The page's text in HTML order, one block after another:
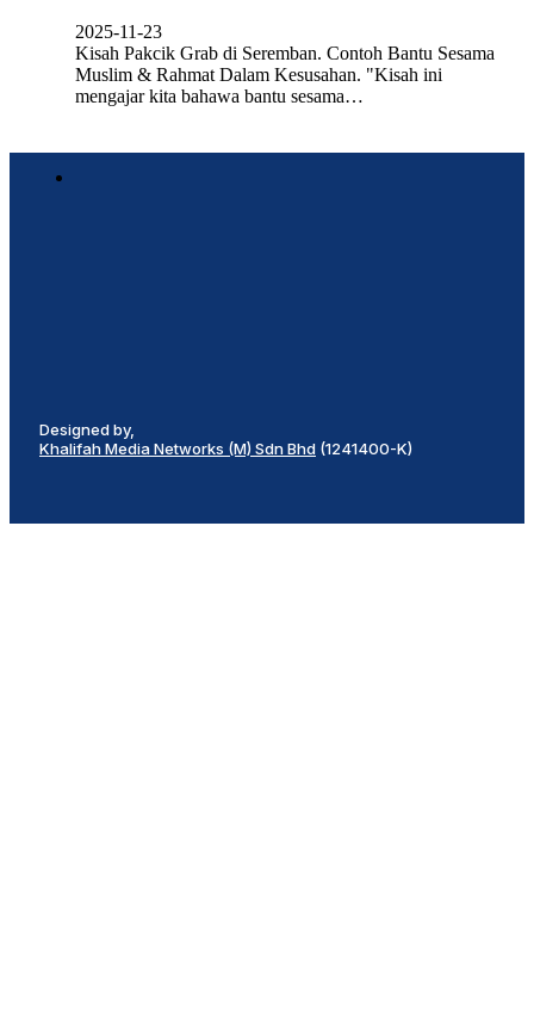
2025-11-23
Kisah Pakcik Grab di Seremban. Contoh Bantu Sesama
Muslim & Rahmat Dalam Kesusahan. "Kisah ini
mengajar kita bahawa bantu sesama…
Designed by,
Khalifah Media Networks (M) Sdn Bhd (1241400-K)